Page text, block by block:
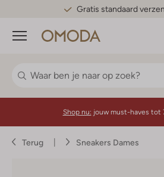
Gratis standaard
Menu
Shop nu: jouw must-haves tot
Terug Sneakers Dames